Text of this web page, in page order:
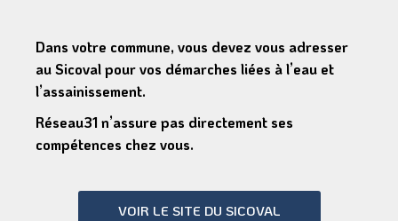
Dans votre commune, vous devez vous adresser
au Sicoval pour vos démarches liées à l’eau et
l’assainissement.
Réseau31 n’assure pas directement ses
compétences chez vous.
VOIR LE SITE DU SICOVAL